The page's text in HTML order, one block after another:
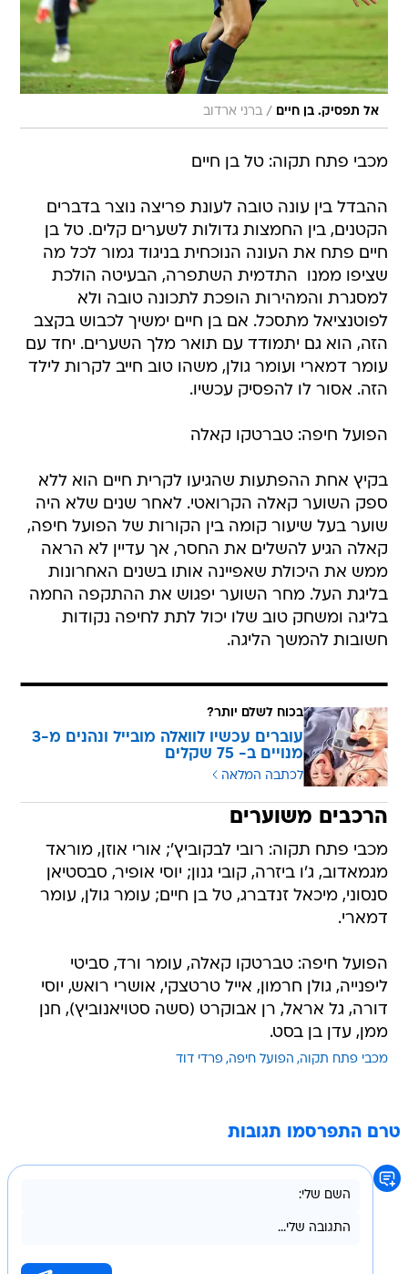
אל תפסיק. בן חיים / ברני ארדוב
מכבי פתח תקוה: טל בן חיים
ההבדל בין עונה טובה לעונת פריצה נוצר בדברים
הקטנים, בין החמצות גדולות לשערים קלים. טל בן
חיים פתח את העונה הנוכחית בניגוד גמור לכל מה
שציפו ממנו  התדמית השתפרה, הבעיטה הולכת
למסגרת והמהירות הופכת לתכונה טובה ולא
לפוטנציאל מתסכל. אם בן חיים ימשיך לכבוש בקצב
הזה, הוא גם יתמודד עם תואר מלך השערים. יחד עם
עומר דמארי ועומר גולן, משהו טוב חייב לקרות לילד
הזה. אסור לו להפסיק עכשיו.
הפועל חיפה: טברטקו קאלה
בקיץ אחת ההפתעות שהגיעו לקרית חיים הוא ללא
ספק השוער קאלה הקרואטי. לאחר שנים שלא היה
שוער בעל שיעור קומה בין הקורות של הפועל חיפה,
קאלה הגיע להשלים את החסר, אך עדיין לא הראה
ממש את היכולת שאפיינה אותו בשנים האחרונות
בליגת העל. מחר השוער יפגוש את ההתקפה החמה
בליגה ומשחק טוב שלו יכול לתת לחיפה נקודות
חשובות להמשך הליגה.
בכוח לשלם יותר?
עוברים עכשיו לוואלה מובייל ונהנים מ-3
מנויים ב- 75 שקלים
לכתבה המלאה
הרכבים משוערים
מכבי פתח תקוה: רובי לבקוביץ'; אורי אוזן, מוראד
מגמאדוב, ג'ו ביזרה, קובי גנון; יוסי אופיר, סבסטיאן
סנסוני, מיכאל זנדברג, טל בן חיים; עומר גולן, עומר
דמארי.
הפועל חיפה: טברטקו קאלה, עומר ורד, סביטי
ליפנייה, גולן חרמון, אייל טרטצקי, אושרי רואש, יוסי
דורה, גל אראל, רן אבוקרט (סשה סטויאנוביץ), חנן
ממן, עדן בן בסט.
מכבי פתח תקוה הפועל חיפה פרדי דוד
טרם התפרסמו תגובות